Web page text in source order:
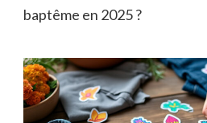
baptême en 2025 ?